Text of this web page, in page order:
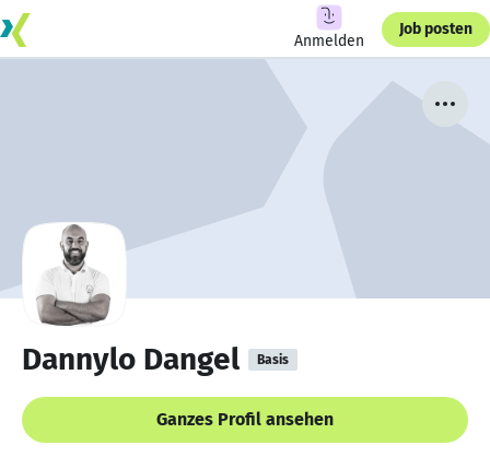
Anmelden
Job posten
Dannylo Dangel Basis
Ganzes Profil ansehen